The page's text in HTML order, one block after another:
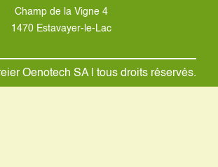
Champ de la Vigne 4
1470 Estavayer-le-Lac
Oenotech SA | tous droits réservés.